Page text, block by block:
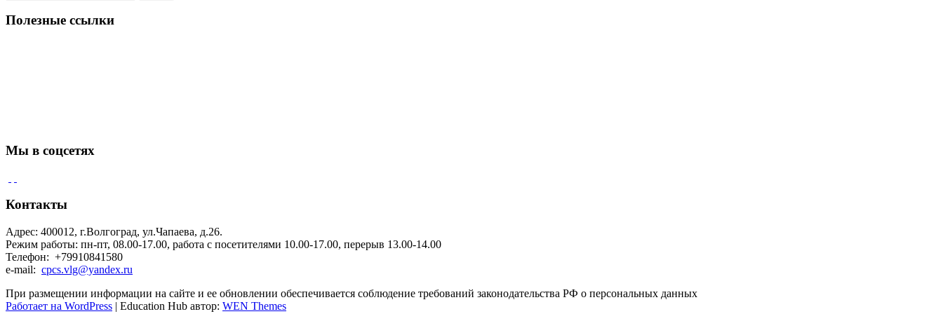
по:
Полезные ссылки
Мы в соцсетях
Контакты
Адрес: 400012, г.Волгоград, ул.Чапаева, д.26.
Режим работы: пн-пт, 08.00-17.00, работа с посетителями 10.00-17.00, перерыв 13.00-14.00
Телефон: +79910841580
e-mail: cpcs.vlg@yandex.ru
При размещении информации на сайте и ее обновлении обеспечивается соблюдение требований законодательства РФ о персональных данных
Работает на WordPress | Education Hub автор: WEN Themes